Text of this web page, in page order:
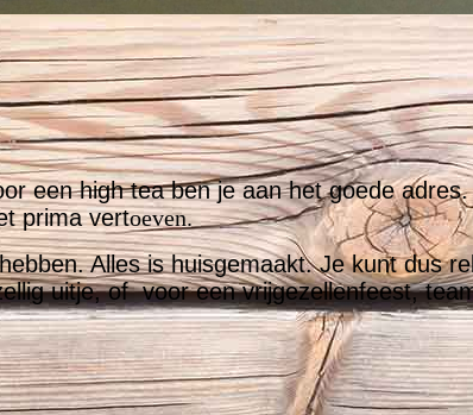
een high tea ben je aan het goede
prima vertoeven.
Alles is huisgemaakt. Je kunt dus
uitje, of voor een vrijgezellenfeest,